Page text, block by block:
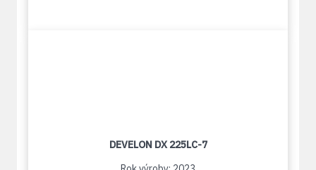
DEVELON DX 225LC-7